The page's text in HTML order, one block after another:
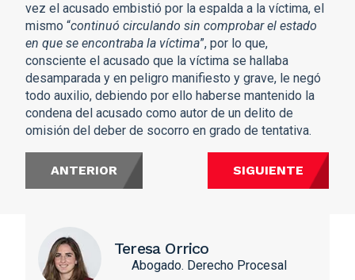
Teresa Orrico
Abogado. Derecho Procesal
vez el acusado embistió por la espalda a la víctima, el
mismo “continuó circulando sin comprobar el estado
en que se encontraba la víctima”, por lo que,
consciente el acusado que la víctima se hallaba
desamparada y en peligro manifiesto y grave, le negó
todo auxilio, debiendo por ello haberse mantenido la
condena del acusado como autor de un delito de
omisión del deber de socorro en grado de tentativa.
ANTERIOR SIGUIENTE